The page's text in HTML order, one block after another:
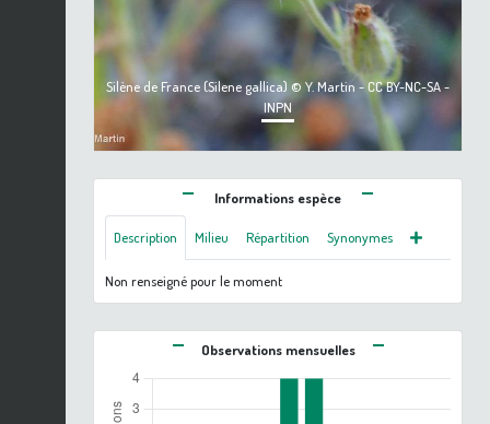
Silène de France (Silene gallica) © Y. Martin - CC BY-NC-SA -
INPN
Informations espèce
Description Milieu Répartition Synonymes
Non renseigné pour le moment
Observations mensuelles